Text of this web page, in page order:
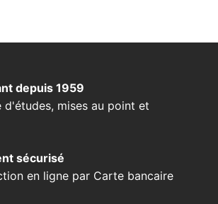
depuis 1959
d'études, mises au point et
sécurisé
en ligne par Carte bancaire